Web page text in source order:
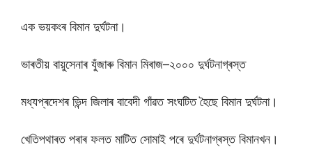
এক ভয়কংৰ বিমান দুৰ্ঘটনা।
ভাৰতীয় বায়ুসেনাৰ যুঁজাৰু বিমান মিৰাজ–২০০০ দুৰ্ঘটনাগ্ৰস্ত
মধ্যপ্ৰদেশৰ ভিন্দ জিলাৰ বাবেদী গাঁৱত সংঘটিত হৈছে বিমান দুৰ্ঘটনা।
খেতিপথাৰত পৰাৰ ফলত মাটিত সোমাই পৰে দুৰ্ঘটনাগ্ৰস্ত বিমানখন।